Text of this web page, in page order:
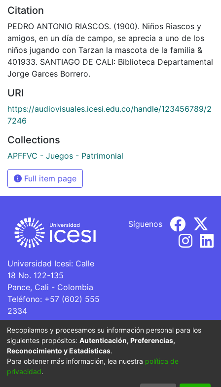
Citation
PEDRO ANTONIO RIASCOS. (1900). Niños Riascos y
amigos, en un día de campo, se aprecia a uno de los
niños jugando con Tarzan la mascota de la familia &
401933. SANTIAGO DE CALI: Biblioteca Departamental
Jorge Garces Borrero.
URI
https://audiovisuales.icesi.edu.co/handle/123456789/2
7246
Collections
APFFVC - Juegos - Patrimonial
Full item page
Universidad Icesi: Calle
18 No. 122-135
Pance, Cali - Colombia
Teléfono: +57 (602) 555
2334
ventanillaunica@icesi.edu.co
Síguenos
La Universidad Icesi es una Institución de Educación
Superior que se encuentra sujeta a inspección y vigilancia
por parte del Ministerio de Educación Nacional.
Recopilamos y procesamos su información personal para los
siguientes propósitos: Autenticación, Preferencias,
Reconocimiento y Estadísticas.
Para obtener más información, lea nuestra política de
privacidad.